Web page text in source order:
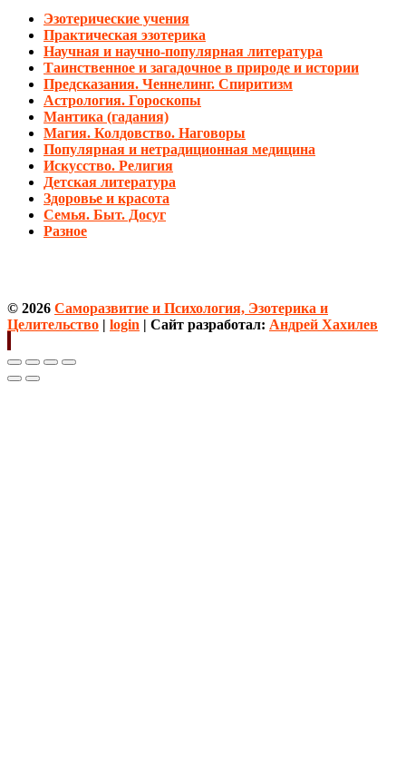
Эзотерические учения
Практическая эзотерика
Научная и научно-популярная литература
Таинственное и загадочное в природе и истории
Предсказания. Ченнелинг. Спиритизм
Астрология. Гороскопы
Мантика (гадания)
Магия. Колдовство. Наговоры
Популярная и нетрадиционная медицина
Искусство. Религия
Детская литература
Здоровье и красота
Семья. Быт. Досуг
Разное
© 2026 Саморазвитие и Психология, Эзотерика и
Целительство | login | Сайт разработал: Андрей Хахилев